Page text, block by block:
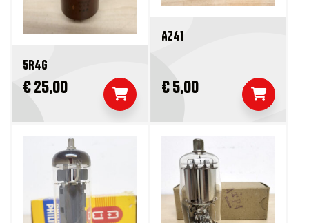
5R4G
€ 25,00
AZ41
€ 5,00